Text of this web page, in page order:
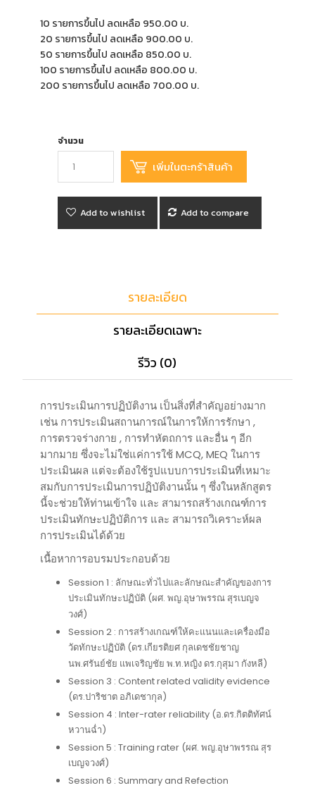
10 รายการขึ้นไป ลดเหลือ 950.00 บ.
20 รายการขึ้นไป ลดเหลือ 900.00 บ.
50 รายการขึ้นไป ลดเหลือ 850.00 บ.
100 รายการขึ้นไป ลดเหลือ 800.00 บ.
200 รายการขึ้นไป ลดเหลือ 700.00 บ.
จำนวน
Add to wishlist Add to compare
รายละเอียด
รายละเอียดเฉพาะ
รีวิว (0)
การประเมินการปฏิบัติงาน เป็นสิ่งที่สำคัญอย่างมาก
เช่น การประเมินสถานการณ์ในการให้การรักษา ,
การตรวจร่างกาย , การทำหัตถการ และอื่น ๆ อีก
มากมาย ซึ่งจะไม่ใช่แค่การใช้ MCQ, MEQ ในการ
ประเมินผล แต่จะต้องใช้รูปแบบการประเมินที่เหมาะ
สมกับการประเมินการปฏิบัติงานนั้น ๆ ซึ่งในหลักสูตร
นี้จะช่วยให้ท่านเข้าใจ และ สามารถสร้างเกณฑ์การ
ประเมินทักษะปฏิบัติการ และ สามารถวิเคราะห์ผล
การประเมินได้ด้วย
เนื้อหาการอบรมประกอบด้วย
Session 1 : ลักษณะทั่วไปและลักษณะสำคัญของการ
ประเมินทักษะปฏิบัติ (ผศ. พญ.อุษาพรรณ สุรเบญจ
วงศ์)
Session 2 : การสร้างเกณฑ์ให้คะแนนและเครื่องมือ
วัดทักษะปฏิบัติ (ดร.เกียรติยศ กุลเดชชัยชาญ
นพ.ศรันย์ชัย แพเจริญชัย พ.ท.หญิง ดร.กุสุมา กังหลี)
Session 3 : Content related validity evidence
(ดร.ปาริชาต อภิเดชากุล)
Session 4 : Inter-rater reliability (อ.ดร.กิตติทัศน์
หวานฉ่ำ)
Session 5 : Training rater (ผศ. พญ.อุษาพรรณ สุร
เบญจวงศ์)
Session 6 : Summary and Refection